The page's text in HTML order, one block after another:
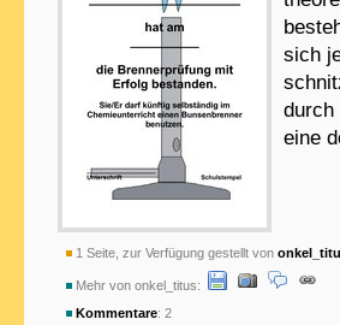
sich
durch
eine
1 Seite, zur Verfügung gestellt von
Mehr von onkel_titus:
Kommentare: 2